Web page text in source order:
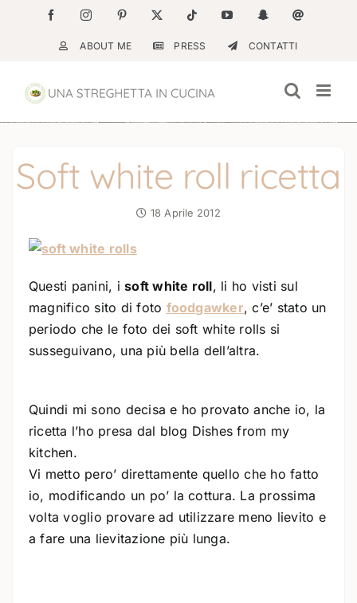
contenuto
FacebookInstagramPinterest Tiktok YouTubeSnapchatEmail
ABOUT ME PRESS CONTATTI
Soft white roll ricetta
18 Aprile 2012
Questi panini, isoft white roll, li ho visti sul
magnifico sito di foto foodgawker, c’e’ stato un
periodo che le foto dei soft white rolls si
susseguivano, una più bella dell’altra.
Quindi mi sono decisa e ho provato anche io, la
ricetta l’ho presa dal blog Dishes from my
kitchen.
Vi metto pero’ direttamente quello che ho fatto
io, modificando un po’ la cottura. La prossima
volta voglio provare ad utilizzare meno lievito e
a fare una lievitazione più lunga.